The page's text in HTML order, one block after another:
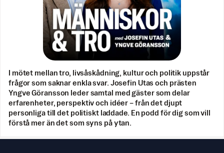
I mötet mellan tro, livsåskådning, kultur och politik uppstår
frågor som saknar enkla svar. Josefin Utas och prästen
Yngve Göransson leder samtal med gäster som delar
erfarenheter, perspektiv och idéer – från det djupt
personliga till det politiskt laddade. En podd för dig som vill
förstå mer än det som syns på ytan.